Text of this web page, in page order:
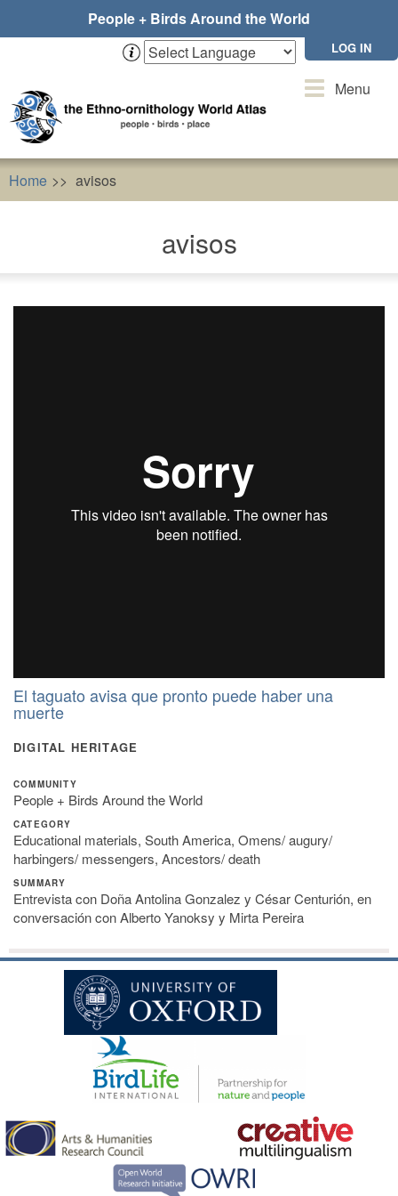
People + Birds Around the World
LOG IN
ToggleMenu
Home avisos
avisos
El taguato avisa que pronto puede haber una
muerte
DIGITAL HERITAGE
COMMUNITY
People + Birds Around the World
CATEGORY
Educational materials, South America, Omens/ augury/
harbingers/ messengers, Ancestors/ death
SUMMARY
Entrevista con Doña Antolina Gonzalez y César Centurión, en
conversación con Alberto Yanoksy y Mirta Pereira